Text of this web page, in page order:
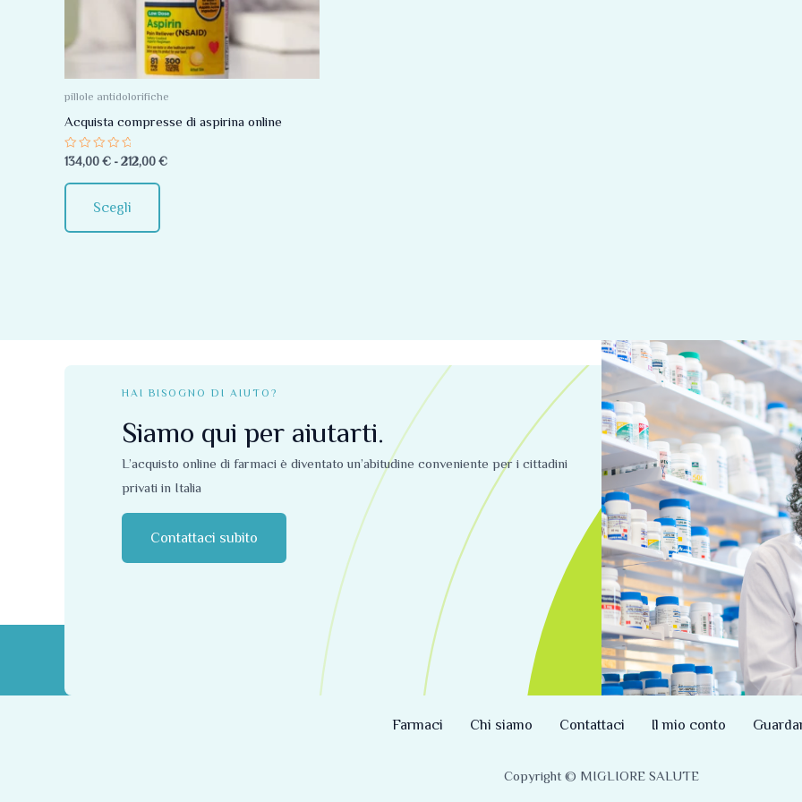
pillole antidolorifiche
Acquista compresse di aspirina online
Valutato
0
su
5
134,00 € - 212,00 €
Scegli
Le
opzioni
possono
essere
scelte
pagina
del
HAI BISOGNO DI AIUTO?
Siamo qui per aiutarti.
L’acquisto online di farmaci è diventato un’abitudine conveniente per i cittadini
privati ​​in Italia
Contattaci subito
Farmaci Chi siamo Contattaci Il mio conto
Copyright © MIGLIORE SALUTE